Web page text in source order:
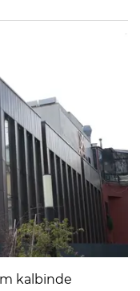
kalbinde